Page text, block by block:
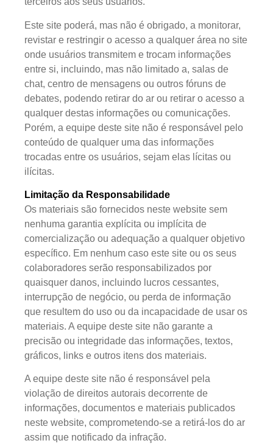
Este site poderá, mas não é obrigado, a monitorar,
revistar e restringir o acesso a qualquer área no site
onde usuários transmitem e trocam informações
entre si, incluindo, mas não limitado a, salas de
chat, centro de mensagens ou outros fóruns de
debates, podendo retirar do ar ou retirar o acesso a
qualquer destas informações ou comunicações.
Porém, a equipe deste site não é responsável pelo
conteúdo de qualquer uma das informações
trocadas entre os usuários, sejam elas lícitas ou
ilícitas.
Limitação da Responsabilidade
Os materiais são fornecidos neste website sem
nenhuma garantia explícita ou implícita de
comercialização ou adequação a qualquer objetivo
específico. Em nenhum caso este site ou os seus
colaboradores serão responsabilizados por
quaisquer danos, incluindo lucros cessantes,
interrupção de negócio, ou perda de informação
que resultem do uso ou da incapacidade de usar os
materiais. A equipe deste site não garante a
precisão ou integridade das informações, textos,
gráficos, links e outros itens dos materiais.
A equipe deste site não é responsável pela
violação de direitos autorais decorrente de
informações, documentos e materiais publicados
neste website, comprometendo-se a retirá-los do ar
assim que notificado da infração.